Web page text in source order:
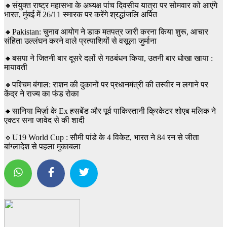
🔸संयुक्त राष्ट्र महासभा के अध्यक्ष पांच दिवसीय यात्रा पर सोमवार को आएंगे
भारत, मुंबई में 26/11 स्मारक पर करेंगे श्रद्धांजलि अर्पित
🔸Pakistan: चुनाव आयोग ने डाक मतपत्र जारी करना किया शुरू, आचार
संहिता उल्लंघन करने वाले प्रत्याशियों से वसूला जुर्माना
🔸बसपा ने जितनी बार दूसरे दलों से गठबंधन किया, उतनी बार धोखा खाया :
मायावती
🔸पश्चिम बंगाल: राशन की दुकानों पर प्रधानमंत्री की तस्वीर न लगाने पर
केंद्र ने राज्य का फंड रोका
🔸सानिया मिर्ज़ा के Ex हसबेंड और पूर्व पाकिस्तानी क्रिकेटर शोएब मलिक ने
एक्टर सना जावेद से की शादी
🔹U19 World Cup : सौमी पांडे के 4 विकेट, भारत ने 84 रन से जीता
बांग्लादेश से पहला मुकाबला